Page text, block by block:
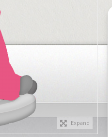
Expand